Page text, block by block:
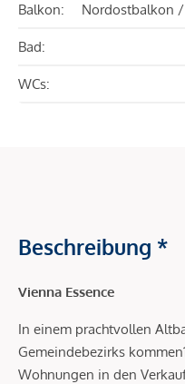
Balkon: Nordostbalkon
Bad:
WCs:
Beschreibung *
Vienna Essence
In einem prachtvollen
Gemeindebezirks
Wohnungen in den